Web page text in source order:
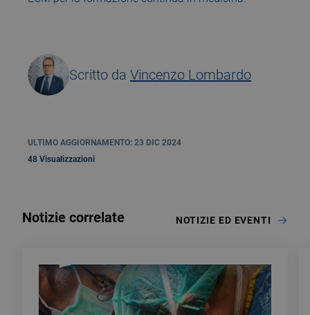
Scritto da Vincenzo Lombardo
ULTIMO AGGIORNAMENTO: 23 DIC 2024
48 Visualizzazioni
Notizie correlate NOTIZIE ED EVENTI